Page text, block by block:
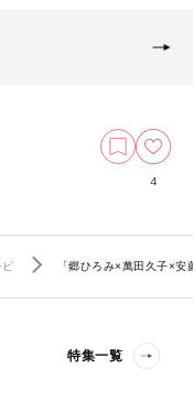
4
ビ 「郷ひろみ×萬田久子×
特集一覧